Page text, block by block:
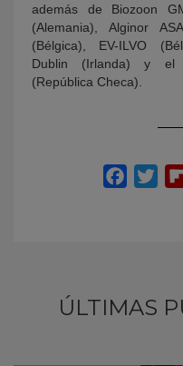
además de Biozoon
(Alemania), Alginor
(Bélgica), EV-ILVO
Dublin (Irlanda) y el
(República Checa).
ÚLTIMAS